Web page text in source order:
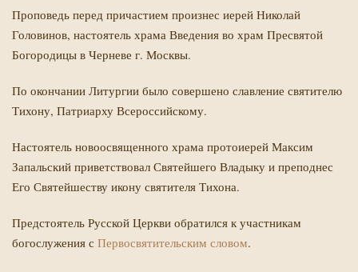
Проповедь перед причастием произнес иерей Николай
Головинов, настоятель храма Введения во храм Пресвятой
Богородицы в Черневе г. Москвы.
По окончании Литургии было совершено славление святителю
Тихону, Патриарху Всероссийскому.
Настоятель новоосвященного храма протоиерей Максим
Запальский приветствовал Святейшего Владыку и преподнес
Его Святейшеству икону святителя Тихона.
Предстоятель Русской Церкви обратился к участникам
богослужения с Первосвятительским словом.